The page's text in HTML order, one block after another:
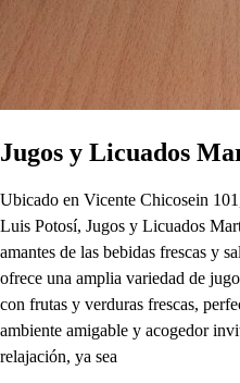
Jugos y Licuados
Ubicado en Vicente Chicosein
Luis Potosí, Jugos y Licuados
amantes de las bebidas frescas y
ofrece una amplia variedad de
con frutas y verduras frescas,
ambiente amigable y acogedor
relajación, ya sea